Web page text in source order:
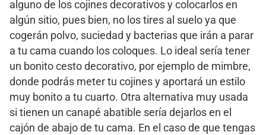
alguno de los cojines decorativos y colocarlos en
algún sitio, pues bien, no los tires al suelo ya que
cogerán polvo, suciedad y bacterias que irán a parar
a tu cama cuando los coloques. Lo ideal sería tener
un bonito cesto decorativo, por ejemplo de mimbre,
donde podrás meter tu cojines y aportará un estilo
muy bonito a tu cuarto. Otra alternativa muy usada
si tienen un canapé abatible sería dejarlos en el
cajón de abajo de tu cama. En el caso de que tengas